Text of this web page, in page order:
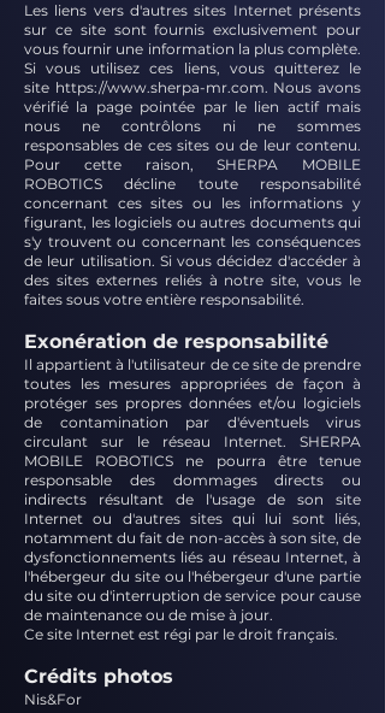
Les liens vers d'autres sites Internet présents
sur ce site sont fournis exclusivement pour
vous fournir une information la plus complète.
Si vous utilisez ces liens, vous quitterez le
site https://www.sherpa-mr.com. Nous avons
vérifié la page pointée par le lien actif mais
nous ne contrôlons ni ne sommes
responsables de ces sites ou de leur contenu.
Pour cette raison, SHERPA MOBILE
ROBOTICS décline toute responsabilité
concernant ces sites ou les informations y
figurant, les logiciels ou autres documents qui
s'y trouvent ou concernant les conséquences
de leur utilisation. Si vous décidez d'accéder à
des sites externes reliés à notre site, vous le
faites sous votre entière responsabilité.
Exonération de responsabilité
Il appartient à l'utilisateur de ce site de prendre
toutes les mesures appropriées de façon à
protéger ses propres données et/ou logiciels
de contamination par d'éventuels virus
circulant sur le réseau Internet. SHERPA
MOBILE ROBOTICS ne pourra être tenue
responsable des dommages directs ou
indirects résultant de l'usage de son site
Internet ou d'autres sites qui lui sont liés,
notamment du fait de non-accès à son site, de
dysfonctionnements liés au réseau Internet, à
l'hébergeur du site ou l'hébergeur d'une partie
du site ou d'interruption de service pour cause
de maintenance ou de mise à jour.
Ce site Internet est régi par le droit français.
Crédits photos
Nis&For